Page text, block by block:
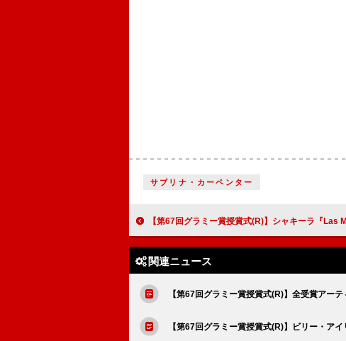
サブリナ・カーペンター
【第67回グラミー賞授賞式(R)】シャキーラ『Las Mujeres Ya No Lloran』が＜最優秀ラテン・ポップ・アルバム＞受賞
関連ニュース
【第67回グラミー賞授賞式(R)】全受賞アー
【第67回グラミー賞授賞式(R)】ビリー・ア